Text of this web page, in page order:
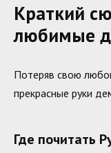
Краткий
любимые
Потеряв свою
прекрасные руки
Где почитать